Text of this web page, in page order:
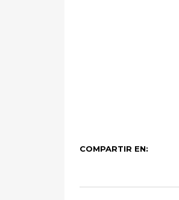
COMPARTIR EN: